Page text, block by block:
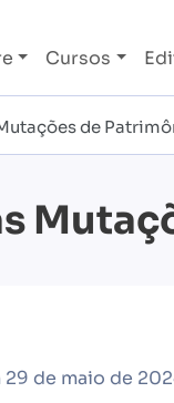
Cursos
de
29 de maio de